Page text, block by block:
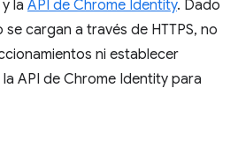
y la API de Chrome Identity. Dado
cargan a través de HTTPS, no
ni establecer
API de Chrome Identity para